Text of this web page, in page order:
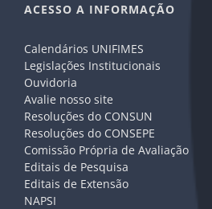
ACESSO A INFORMAÇÃO
Calendários UNIFIMES
Legislações Institucionais
Ouvidoria
Avalie nosso site
Resoluções do CONSUN
Resoluções do CONSEPE
Comissão Própria de Avaliação
Editais de Pesquisa
Editais de Extensão
NAPSI